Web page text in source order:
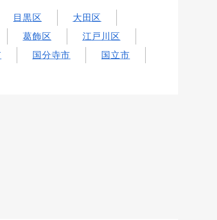
目黒区
大田区
葛飾区
江戸川区
国分寺市
国立市